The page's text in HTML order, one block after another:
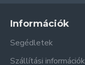
Információk
Segédletek
Szállítási információk